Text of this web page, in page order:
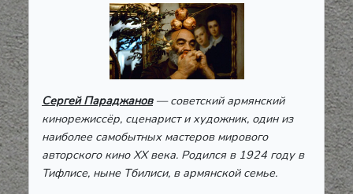
Сергей Параджанов— советский армянский
кинорежиссёр, сценарист и художник, один из
наиболее самобытных мастеров мирового
авторского кино XX века. Родился в 1924 году в
Тифлисе, ныне Тбилиси, в армянской семье.